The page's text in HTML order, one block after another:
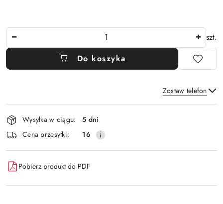
szt.
Do koszyka
Zostaw telefon
Wyślij
Dostępność
i
dostawa
Wysyłka w ciągu:
5 dni
Cena przesyłki:
16
Pobierz produkt do PDF